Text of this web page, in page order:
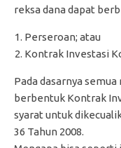
reksa dana dapat
Perseroan; atau
Kontrak Investasi
Pada dasarnya
berbentuk Kontrak
syarat untuk
36 Tahun 2008.